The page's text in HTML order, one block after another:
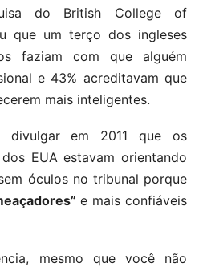
do British College of
que um terço dos ingleses
faziam com que alguém
e 43% acreditavam que
mais inteligentes.
divulgar em 2011 que os
EUA estavam orientando
óculos no tribunal porque
e mais confiáveis
mesmo que você não